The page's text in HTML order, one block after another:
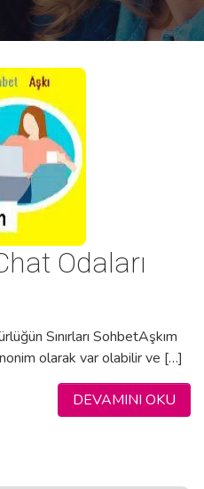
Odaları
Sınırları SohbetAşkım
olarak var olabilir ve […]
DEVAMINI OKU